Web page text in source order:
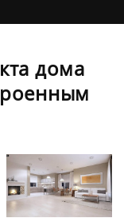
дома